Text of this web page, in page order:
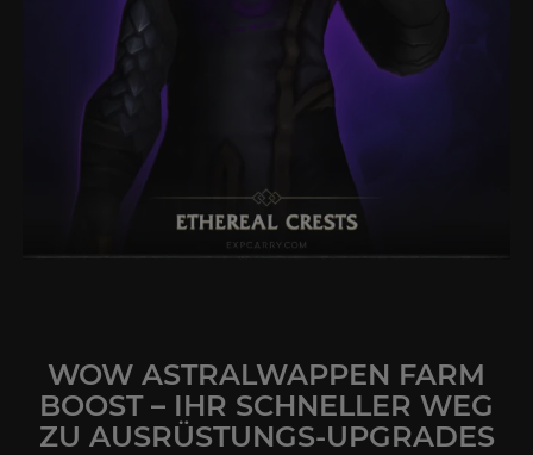
WOW ASTRALWAPPEN FARM
BOOST – IHR SCHNELLER WEG
ZU AUSRÜSTUNGS-UPGRADES